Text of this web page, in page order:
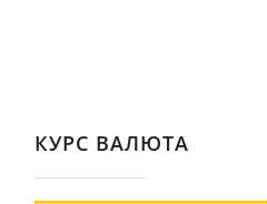
КУРС ВАЛЮТА